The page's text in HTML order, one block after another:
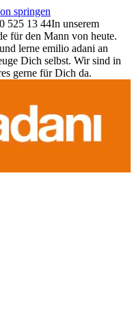
springen
525 13 44In unserem
für den Mann von heute.
lerne emilio adani an
Dich selbst. Wir sind in
gerne für Dich da.